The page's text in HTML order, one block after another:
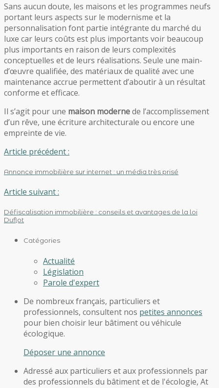
Sans aucun doute, les maisons et les programmes neufs
portant leurs aspects sur le modernisme et la
personnalisation font partie intégrante du marché du
luxe car leurs coûts est plus importants voir beaucoup
plus importants en raison de leurs complexités
conceptuelles et de leurs réalisations. Seule une main-
d’œuvre qualifiée, des matériaux de qualité avec une
maintenance accrue permettent d’aboutir à un résultat
conforme et efficace.
Il s’agit pour une maison modernede l’accomplissement
d’un rêve, une écriture architecturale ou encore une
empreinte de vie.
Article précédent :
Annonce immobilière sur internet : un média très prisé
Article suivant :
Défiscalisation immobilière : conseils et avantages de la loi
Duflot
Catégories
Actualité
Législation
Parole d'expert
De nombreux français, particuliers et
professionnels, consultent nos petites annonces
pour bien choisir leur bâtiment ou véhicule
écologique.
Déposer une annonce
Adressé aux particuliers et aux professionnels par
des professionnels du bâtiment et de l'écologie, At